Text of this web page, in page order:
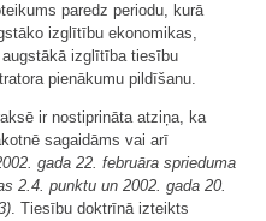
paredz periodu, kurā
izglītību ekonomikas,
izglītība tiesību
pienākumu pildīšanu.
ir nostiprināta atziņa, ka
sagaidāms vai arī
gada 22. februāra sprieduma
2.4. punktu un 2002. gada 20.
. Tiesību doktrīnā izteikts